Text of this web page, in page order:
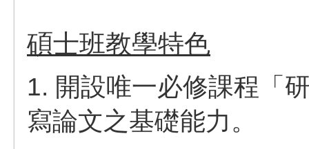
碩士班教學特色
1. 開設唯一必修課程「
寫論文之基礎能力。